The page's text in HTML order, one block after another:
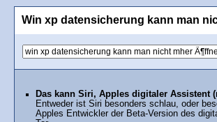
Win xp datensicherung kann man
Das kann Siri, Apples digitaler Assistent
Entweder ist Siri besonders schlau, oder
Apples Entwickler der Beta-Version des